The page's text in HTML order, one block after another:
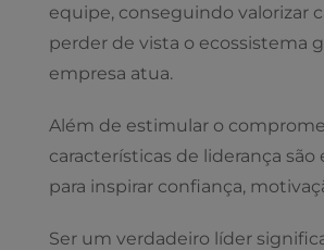
equipe, conseguindo valorizar
perder de vista o ecossistema
empresa atua.
Além de estimular o
características de liderança são
para inspirar confiança,
Ser um verdadeiro líder